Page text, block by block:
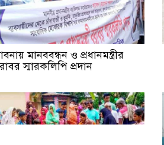
মানববন্ধন ও প্রধানমন্ত্রীর
স্মারকলিপি প্রদান